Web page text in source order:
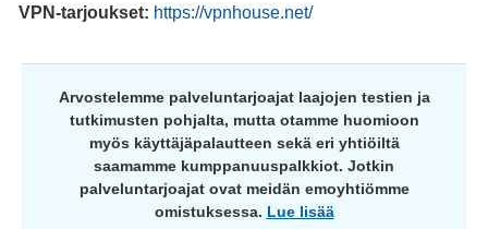
VPN-tarjoukset: https://vpnhouse.net/
Arvostelemme palveluntarjoajat laajojen testien ja
tutkimusten pohjalta, mutta otamme huomioon
myös käyttäjäpalautteen sekä eri yhtiöiltä
saamamme kumppanuuspalkkiot. Jotkin
palveluntarjoajat ovat meidän emoyhtiömme
omistuksessa. Lue lisää